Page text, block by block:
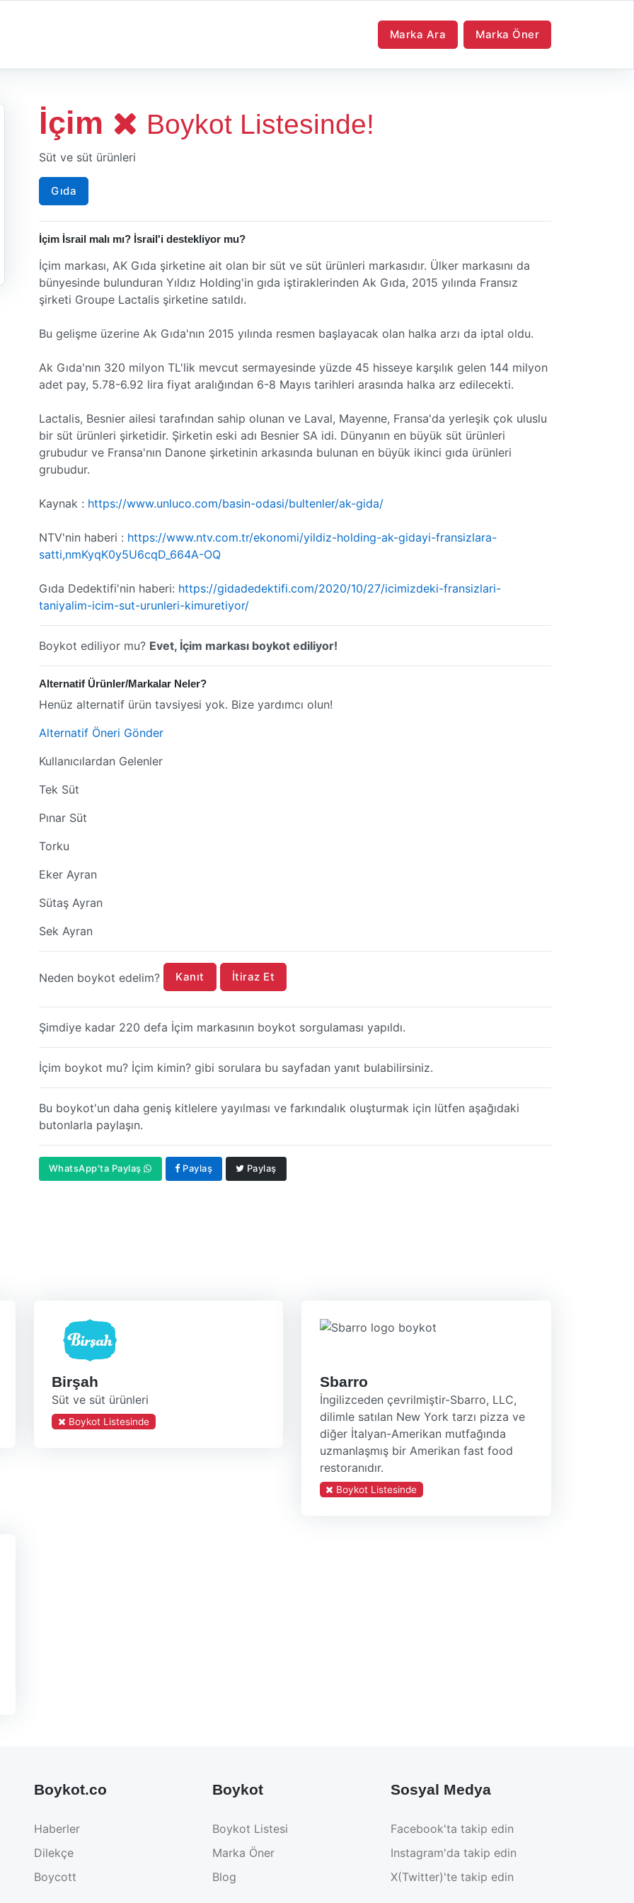
Marka Ara Marka Öner
İçim Boykot Listesinde!
Süt ve süt ürünleri
Gıda
İçim İsrail malı mı? İsrail'i destekliyor mu?
İçim markası, AK Gıda şirketine ait olan bir süt ve süt ürünleri markasıdır. Ülker markasını da
bünyesinde bulunduran Yıldız Holding'in gıda iştiraklerinden Ak Gıda, 2015 yılında Fransız
şirketi Groupe Lactalis şirketine satıldı.
Bu gelişme üzerine Ak Gıda'nın 2015 yılında resmen başlayacak olan halka arzı da iptal oldu.
Ak Gıda'nın 320 milyon TL'lik mevcut sermayesinde yüzde 45 hisseye karşılık gelen 144 milyon
adet pay, 5.78-6.92 lira fiyat aralığından 6-8 Mayıs tarihleri arasında halka arz edilecekti.
Lactalis, Besnier ailesi tarafından sahip olunan ve Laval, Mayenne, Fransa'da yerleşik çok uluslu
bir süt ürünleri şirketidir. Şirketin eski adı Besnier SA idi. Dünyanın en büyük süt ürünleri
grubudur ve Fransa'nın Danone şirketinin arkasında bulunan en büyük ikinci gıda ürünleri
grubudur.
Kaynak : https://www.unluco.com/basin-odasi/bultenler/ak-gida/
NTV'nin haberi : https://www.ntv.com.tr/ekonomi/yildiz-holding-ak-gidayi-fransizlara-
satti,nmKyqK0y5U6cqD_664A-OQ
Gıda Dedektifi'nin haberi: https://gidadedektifi.com/2020/10/27/icimizdeki-fransizlari-
taniyalim-icim-sut-urunleri-kimuretiyor/
Boykot ediliyor mu? Evet, İçim markası boykot ediliyor!
Alternatif Ürünler/Markalar Neler?
Henüz alternatif ürün tavsiyesi yok. Bize yardımcı olun!
Alternatif Öneri Gönder
Kullanıcılardan Gelenler
Tek Süt
Pınar Süt
Torku
Eker Ayran
Sütaş Ayran
Sek Ayran
Neden boykot edelim? Kanıt İtiraz Et
Şimdiye kadar 220 defa İçim markasının boykot sorgulaması yapıldı.
İçim boykot mu? İçim kimin? gibi sorulara bu sayfadan yanıt bulabilirsiniz.
Bu boykot'un daha geniş kitlelere yayılması ve farkındalık oluşturmak için lütfen aşağıdaki
butonlarla paylaşın.
WhatsApp'ta Paylaş Paylaş Paylaş
Birşah
Süt ve süt ürünleri
Boykot Listesinde
Sbarro
İngilizceden çevrilmiştir-Sbarro, LLC,
dilimle satılan New York tarzı pizza ve
diğer İtalyan-Amerikan mutfağında
uzmanlaşmış bir Amerikan fast food
restoranıdır.
Boykot Listesinde
Boykot.co
Haberler
Dilekçe
Boycott
Boykot
Boykot Listesi
Marka Öner
Blog
Sosyal Medya
Facebook'ta takip edin
Instagram'da takip edin
X(Twitter)'te takip edin